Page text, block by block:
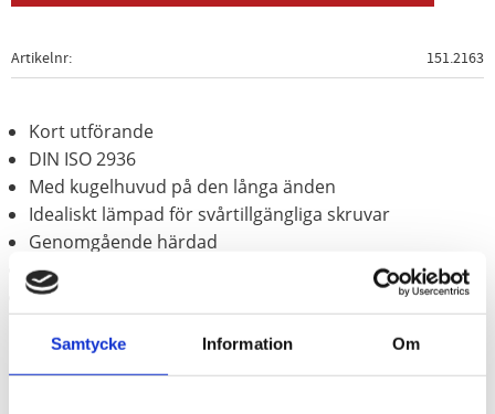
Samtycke Information Om
Artikelnr 151.2163
Kort utförande
DIN ISO 2936
Med kugelhuvud på den långa änden
Idealiskt lämpad för svårtillgängliga skruvar
Genomgående härdad
Matt kromat
Speciellt-verktygsstål